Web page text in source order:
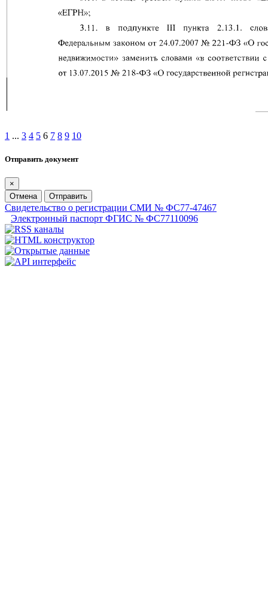
1 ... 3 4 5 6 7 8 9 10
Отправить документ
×
Отмена
Отправить
Свидетельство о регистрации СМИ № ФС77-47467
Электронный паспорт ФГИС № ФС77110096